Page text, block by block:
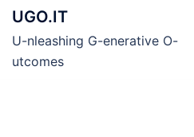
Skip
content
UGO.IT
U-nleashing G-enerative O-
utcomes